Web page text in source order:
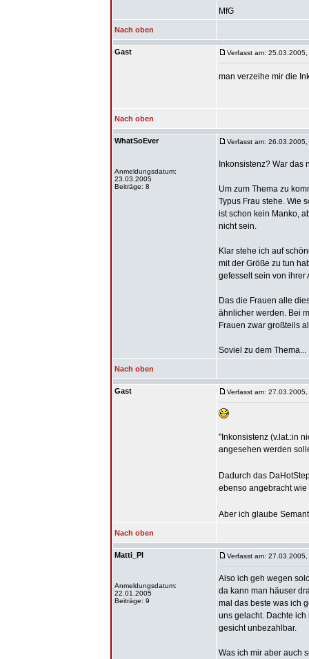
MfG
Nach oben
Gast Verfasst am:
man verzeihe mir die
Nach oben
WhatSoEver
Anmeldungsdatum:
23.03.2005
Beiträge: 8
Verfasst am:
Inkonsistenz? War das
Um zum Thema zu
Typus Frau stehe. Wie
ist schon kein Manko,
nicht sein.
Klar stehe ich auf
mit der Größe zu tun
gefesselt sein von ihrer
Das die Frauen alle
ähnlicher werden. Bei
Frauen zwar großteils
Soviel zu dem Thema...
Nach oben
Gast Verfasst am:
"Inkonsistenz (v.lat.:in
angesehen werden
Dadurch das
ebenso angebracht
Aber ich glaube
Nach oben
Matti_Pl
Anmeldungsdatum:
22.01.2005
Beiträge: 9
Verfasst am:
Also ich geh wegen
da kann man häuser
mal das beste was ich
uns gelacht. Dachte
gesicht unbezahlbar.
Was ich mir aber auch